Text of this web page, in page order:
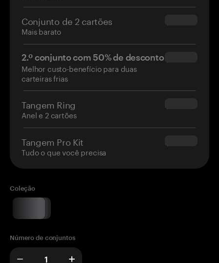
Conjunto de 2 cartões
Mais barato
$54.90
2.º conjunto com 50% de desconto
Melhor custo-benefício para duas
carteiras frias
$34.95
Tangem Ring
Anel e 2 cartões
$160.00
Tangem Pro Kit
Tudo o que você precisa
$180.00
Coleção
Número de conjuntos